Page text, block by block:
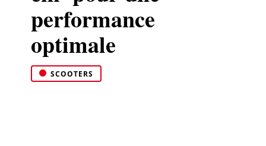
performance
optimale
SCOOTERS